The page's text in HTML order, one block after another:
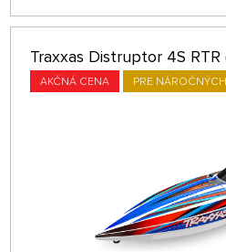
Traxxas Distruptor 4S RTR
AKČNÁ CENA PRE NÁROČNÝCH